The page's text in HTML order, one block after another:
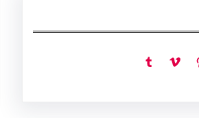
فيميو تمبلر